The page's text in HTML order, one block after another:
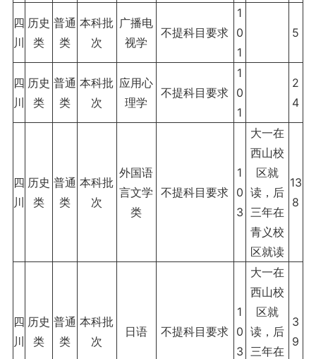
四
川
历史
类
普通
类
本科批
次
广播电
视学
不提科目要求
1
0
1
5
四
川
历史
类
普通
类
本科批
次
应用心
理学
不提科目要求
1
0
1
2
4
四
川
历史
类
普通
类
本科批
次
外国语
言文学
类
不提科目要求
1
0
3
大一在
西山校
区就
读，后
三年在
青义校
区就读
13
8
四
川
历史
类
普通
类
本科批
次
日语 不提科目要求
1
0
3
大一在
西山校
区就
读，后
三年在
3
9